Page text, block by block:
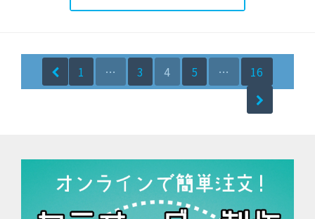
稿
ョ
1 … 3 4 5 … 16